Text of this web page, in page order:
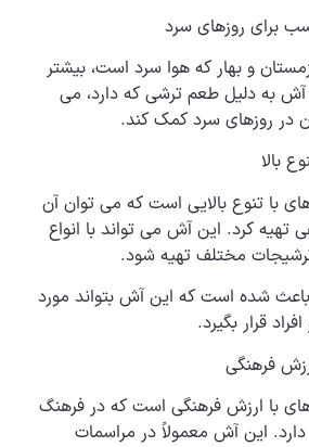
برای روزهای سرد
و بهار که هوا سرد است، بیشتر
به دلیل طعم ترشی که دارد، می
در روزهای سرد کمک کند.
بالا
با تنوع بالایی است که می توان آن
تهیه کرد. این آش می تواند با انواع
مختلف تهیه شود.
شده است که این آش بتواند مورد
قرار بگیرد.
فرهنگی
با ارزش فرهنگی است که در فرهنگ
دارد. این آش معمولاً در مراسمات